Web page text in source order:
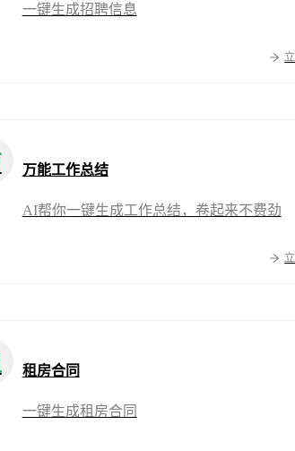
一键生成招聘信息
万能工作总结
AI帮你一键生成工作总结，卷起来不费劲
租房合同
一键生成租房合同